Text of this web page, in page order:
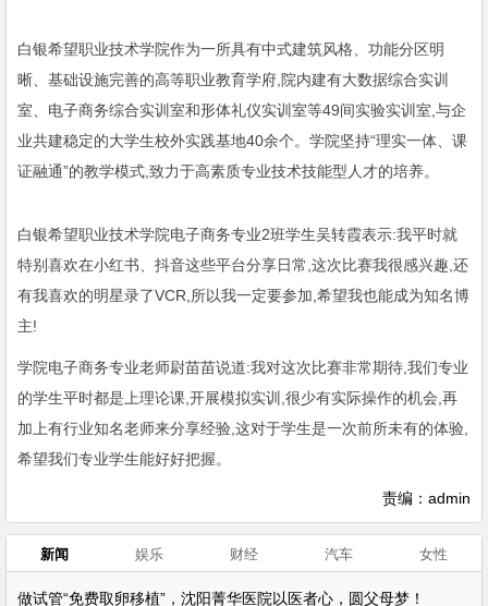
白银希望职业技术学院作为一所具有中式建筑风格、功能分区明
晰、基础设施完善的高等职业教育学府,院内建有大数据综合实训
室、电子商务综合实训室和形体礼仪实训室等49间实验实训室,与企
业共建稳定的大学生校外实践基地40余个。学院坚持“理实一体、课
证融通”的教学模式,致力于高素质专业技术技能型人才的培养。
白银希望职业技术学院电子商务专业2班学生吴转霞表示:我平时就
特别喜欢在小红书、抖音这些平台分享日常,这次比赛我很感兴趣,还
有我喜欢的明星录了VCR,所以我一定要参加,希望我也能成为知名博
主!
学院电子商务专业老师尉苗苗说道:我对这次比赛非常期待,我们专业
的学生平时都是上理论课,开展模拟实训,很少有实际操作的机会,再
加上有行业知名老师来分享经验,这对于学生是一次前所未有的体验,
希望我们专业学生能好好把握。
责编：admin
新闻 娱乐 财经 汽车 女性
做试管“免费取卵移植”，沈阳菁华医院以医者心，圆父母梦！